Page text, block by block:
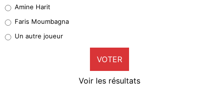
1%
9%
Amine Harit
Faris Moumbagna
Un autre joueur
VOTER
Voir les résultats